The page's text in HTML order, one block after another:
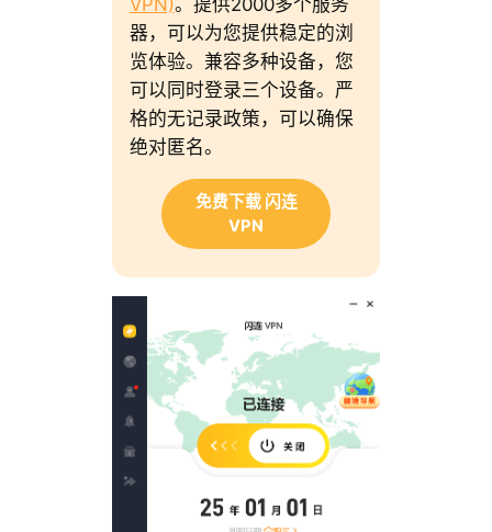
器，可以为您提供稳定的浏
览体验。兼容多种设备，您
可以同时登录三个设备。严
格的无记录政策，可以确保
绝对匿名。
免费下载 闪连
VPN